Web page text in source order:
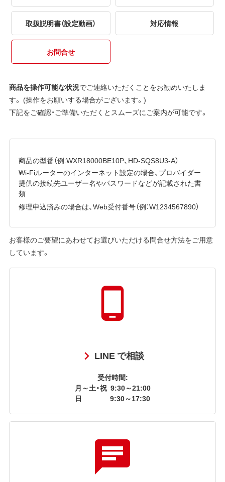
取扱説明書（設定動画） 対応情報
お問合せ
商品を操作可能な状況でご連絡いただくことをお勧めいたしま
す。 (操作をお願いする場合がございます。)
下記をご確認・ご準備いただくとスムーズにご案内が可能です。
商品の型番（例:WXR18000BE10P、HD-SQS8U3-A）
Wi-Fiルーターのインターネット設定の場合、プロバイダー
提供の接続先ユーザー名やパスワードなどが記載された書
類
修理申込済みの場合は、Web受付番号（例：W1234567890）
お客様のご要望にあわせてお選びいただける問合せ方法をご用意
しています。
LINE で相談
受付時間:
月～土・祝 9:30～21:00
日
9:30～17:30